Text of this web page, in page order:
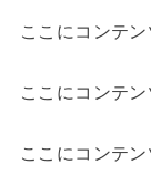
ここにコンテ
ここにコンテ
ここにコンテ